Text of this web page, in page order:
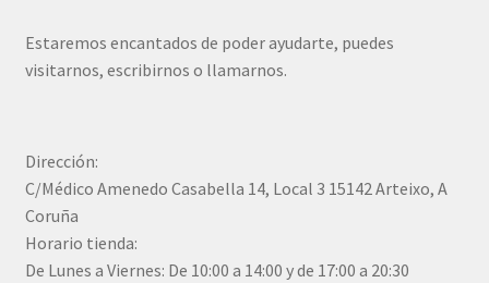
Estaremos encantados de poder ayudarte, puedes
visitarnos, escribirnos o llamarnos.
Dirección:
C/Médico Amenedo Casabella 14, Local 3 15142 Arteixo, A
Coruña
Horario tienda:
De Lunes a Viernes: De 10:00 a 14:00 y de 17:00 a 20:30